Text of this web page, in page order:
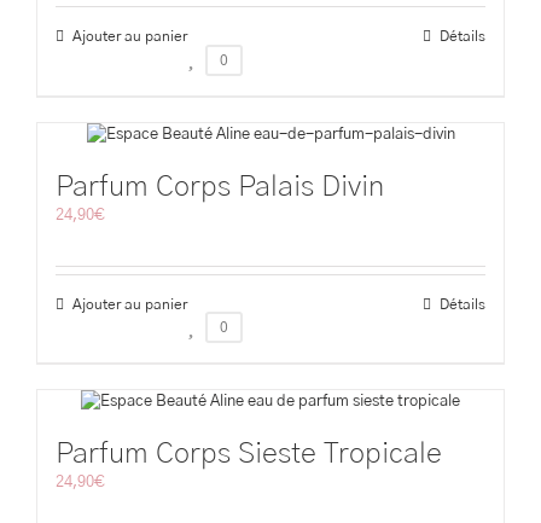
Ajouter au panier
Détails
0
Parfum Corps Palais Divin
24,90€
Ajouter au panier
Détails
0
Parfum Corps Sieste Tropicale
24,90€